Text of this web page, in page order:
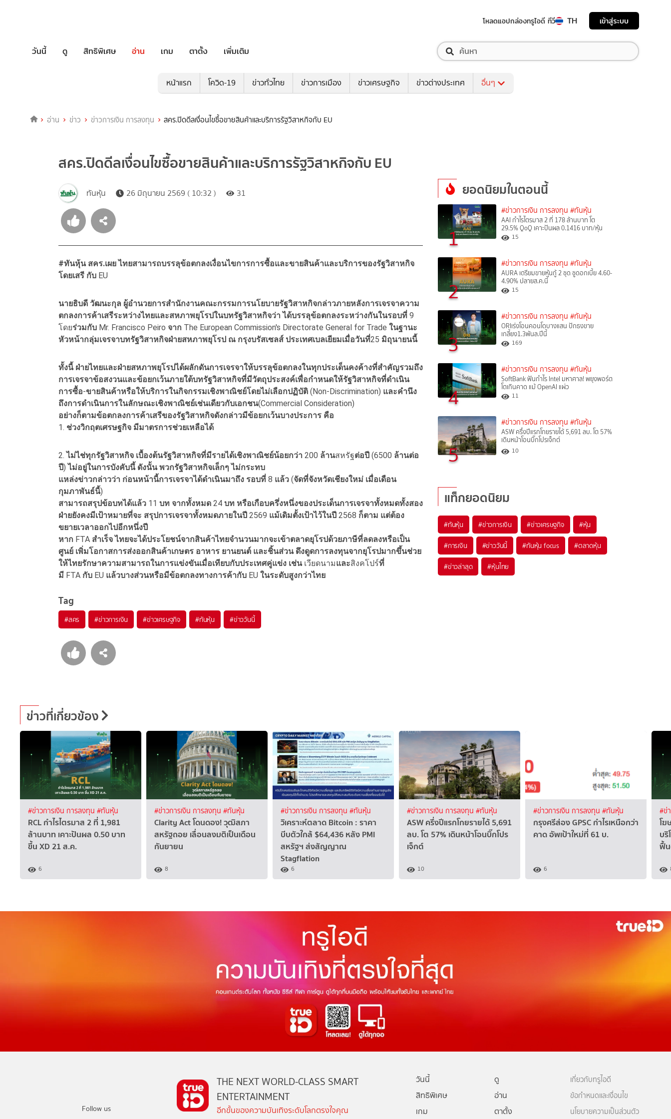
โหลดแอปกล่องทรูไอดี ทีวี TH เข้าสู่ระบบ
วันนี้ ดู สิทธิพิเศษ อ่าน เกม ตาตั้ง เพิ่มเติม
หน้าแรก โควิด-19 ข่าวทั่วไทย ข่าวการเมือง ข่าวเศรษฐกิจ ข่าวต่างประเทศ อื่นๆ
อ่าน ข่าว ข่าวการเงิน การลงทุน สคร.ปิดดีลเงื่อนไขซื้อขายสินค้าและบริการรัฐวิสาหกิจกับ EU
สคร.ปิดดีลเงื่อนไขซื้อขายสินค้าและบริการรัฐวิสาหกิจกับ EU
ทันหุ้น 26 มิถุนายน 2569 ( 10:32 ) 31
#ทันหุ้น สคร.เผย ไทยสามารถบรรลุข้อตกลงเงื่อนไขการการซื้อและขายสินค้าและบริการของรัฐวิสาหกิจ
โดยเสรี กับ EU
นายธิบดี วัฒนะกุล ผู้อำนวยการสำนักงานคณะกรรมการนโยบายรัฐวิสาหกิจกล่าวภายหลังการเจรจาความ
ตกลงการค้าเสรีระหว่างไทยและสหภาพยุโรปในบทรัฐวิสาหกิจว่า ได้บรรลุข้อตกลงระหว่างกันในรอบที่ 9
โดยร่วมกับ Mr. Francisco Peiro จาก The European Commission's Directorate General for Trade ในฐานะ
หัวหน้ากลุ่มเจรจาบทรัฐวิสาหกิจฝ่ายสหภาพยุโรป ณ กรุงบรัสเซลส์ ประเทศเบลเยียมเมื่อวันที่25 มิถุนายนนี้
ทั้งนี้ ฝ่ายไทยและฝ่ายสหภาพยุโรปได้ผลักดันการเจรจาให้บรรลุข้อตกลงในทุกประเด็นคงค้างที่สำคัญรวมถึง
การเจรจาข้อสงวนและข้อยกเว้นภายใต้บทรัฐวิสาหกิจที่มีวัตถุประสงค์เพื่อกำหนดให้รัฐวิสาหกิจที่ดำเนิน
การซื้อ-ขายสินค้าหรือให้บริการในกิจกรรมเชิงพาณิชย์โดยไม่เลือกปฏิบัติ (Non-Discrimination) และคำนึง
ถึงการดำเนินการในลักษณะเชิงพาณิชย์เช่นเดียวกับเอกชน(Commercial Consideration)
อย่างก็ตามข้อตกลงการค้าเสรีของรัฐวิสาหกิจดังกล่าวมีข้อยกเว้นบางประการ คือ
1. ช่วงวิกฤตเศรษฐกิจ มีมาตรการช่วยเหลือได้
2.ไม่ไช่ทุกรัฐวิสาหกิจ เบื้องต้นรัฐวิสาหกิจที่มีรายได้เชิงพาณิชย์น้อยกว่า 200 ล้านสหรัฐต่อปี (6500 ล้านต่อ
ปี)ไม่อยู่ในการบังคับนึ้ ดังนั้น พวกรัฐวิสาหกิจเล็กๆ ไม่กระทบ
แหล่งข่าวกล่าวว่า ก่อนหน้านี้การเจรจาได้ดำเนินมาถึง รอบที่ 8 แล้ว (จัดที่จังหวัดเชียงใหม่ เมื่อเดือน
กุมภาพันธ์นี้)
สามารถสรุปข้อบทได้แล้ว 11 บท จากทั้งหมด 24 บท หรือเกือบครึ่งหนึ่งของประเด็นการเจรจาทั้งหมดทั้งสอง
ฝ่ายยังคงมีเป้าหมายที่จะ สรุปการเจรจาทั้งหมดภายในปี 2569 แม้เดิมตั้งเป้าไว้ในปี 2568 ก็ตาม แต่ต้อง
ขยายเวลาออกไปอีกหนึ่งปี
หาก FTA สำเร็จ ไทยจะได้ประโยชน์จากสินค้าไทยจำนวนมากจะเข้าตลาดยุโรปด้วยภาษีที่ลดลงหรือเป็น
ศูนย์ เพิ่มโอกาสการส่งออกสินค้าเกษตร อาหาร ยานยนต์ และชิ้นส่วน ดึงดูดการลงทุนจากยุโรปมากขึ้นช่วย
ให้ไทยรักษาความสามารถในการแข่งขันเมื่อเทียบกับประเทศคู่แข่ง เช่นเวียดนามและสิงคโปร์ที่
มี FTA กับ EU แล้วบางส่วนหรือมีข้อตกลงทางการค้ากับ EU ในระดับสูงกว่าไทย
Tag
#สคร #ข่าวการเงิน #ข่าวเศรษฐกิจ #ทันหุ้น #ข่าววันนี้
ยอดนิยมในตอนนี้
1
#ข่าวการเงิน การลงทุน #ทันหุ้น
AAI กำไรไตรมาส 2 ที่ 178 ล้านบาท โต
29.5% QoQ เคาะปันผล 0.1416 บาท/หุ้น
15
2
#ข่าวการเงิน การลงทุน #ทันหุ้น
AURA เตรียมขายหุ้นกู้ 2 ชุด ชูดอกเบี้ย 4.60-
4.90% ปลายส.ค.นี้
15
3
#ข่าวการเงิน การลงทุน #ทันหุ้น
ORIเร่งโอนคอนโดบางแสน ปักธงขาย
เกลี้ยง1.3พันล.ปีนี้
169
4
#ข่าวการเงิน การลงทุน #ทันหุ้น
SoftBank ฟันกำไร Intel มหาศาล! พยุงพอร์ต
โตเกินคาด แม้ OpenAI แผ่ว
11
5
#ข่าวการเงิน การลงทุน #ทันหุ้น
ASW ครึ่งปีแรกโกยรายได้ 5,691 ลบ. โต 57%
เดินหน้าโอนบิ๊กโปรเจ็กต์
10
แท็กยอดนิยม
#ทันหุ้น #ข่าวการเงิน #ข่าวเศรษฐกิจ #หุ้น
#การเงิน #ข่าววันนี้ #ทันหุ้น focus #ตลาดหุ้น
#ข่าวล่าสุด #หุ้นไทย
ข่าวที่เกี่ยวข้อง
#ข่าวการเงิน การลงทุน #ทันหุ้น
RCL กำไรไตรมาส 2 ที่ 1,981
ล้านบาท เคาะปันผล 0.50 บาท
ขึ้น XD 21 ส.ค.
6
#ข่าวการเงิน การลงทุน #ทันหุ้น
Clarity Act โดนดอง! วุฒิสภา
สหรัฐถอย เลื่อนลงมติเป็นเดือน
กันยายน
8
#ข่าวการเงิน การลงทุน #ทันหุ้น
วิเคราะห์ตลาด Bitcoin : ราคา
บีบตัวใกล้ $64,436 หลัง PMI
สหรัฐฯ ส่งสัญญาณ
Stagflation
6
#ข่าวการเงิน การลงทุน #ทันหุ้น
ASW ครึ่งปีแรกโกยรายได้ 5,691
ลบ. โต 57% เดินหน้าโอนบิ๊กโปร
เจ็กต์
10
#ข่าวการเงิน การลงทุน #ทันหุ้น
กรุงศรีส่อง GPSC กำไรเหนือกว่า
คาด อัพเป้าใหม่ที่ 61 บ.
6
#ข่
โฆ
บริ
ฟื้
Follow us
THE NEXT WORLD-CLASS SMART
ENTERTAINMENT
อีกขั้นของความบันเทิงระดับโลกตรงใจคุณ
วันนี้
ดู
สิทธิพิเศษ
อ่าน
เกม
ตาตั้ง
เกี่ยวกับทรูไอดี
ข้อกำหนดและเงื่อนไข
นโยบายความเป็นส่วนตัว